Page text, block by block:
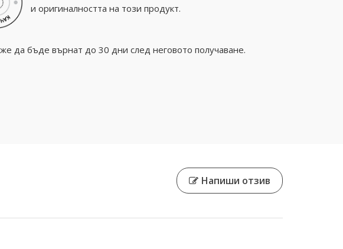
и оригиналността на този продукт.
да бъде върнат до 30 дни след неговото получаване.
Напиши отзив